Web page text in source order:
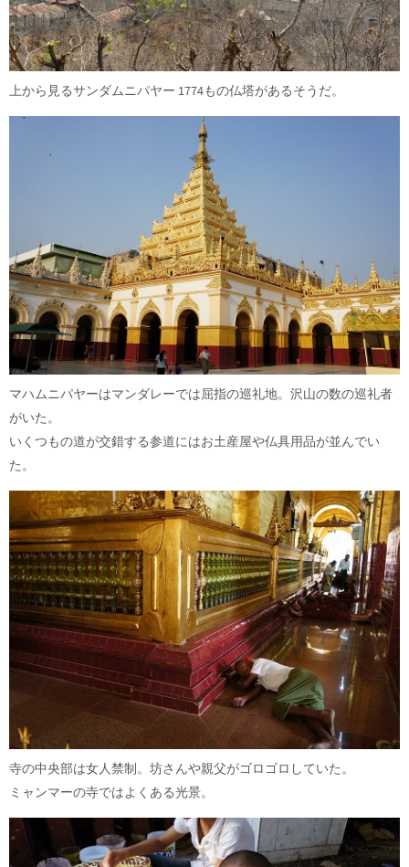
上から見るサンダムニパヤー 1774もの仏塔があるそうだ。
マハムニパヤーはマンダレーでは屈指の巡礼地。沢山の数の巡礼者
がいた。
いくつもの道が交錯する参道にはお土産屋や仏具用品が並んでい
た。
寺の中央部は女人禁制。坊さんや親父がゴロゴロしていた。
ミャンマーの寺ではよくある光景。